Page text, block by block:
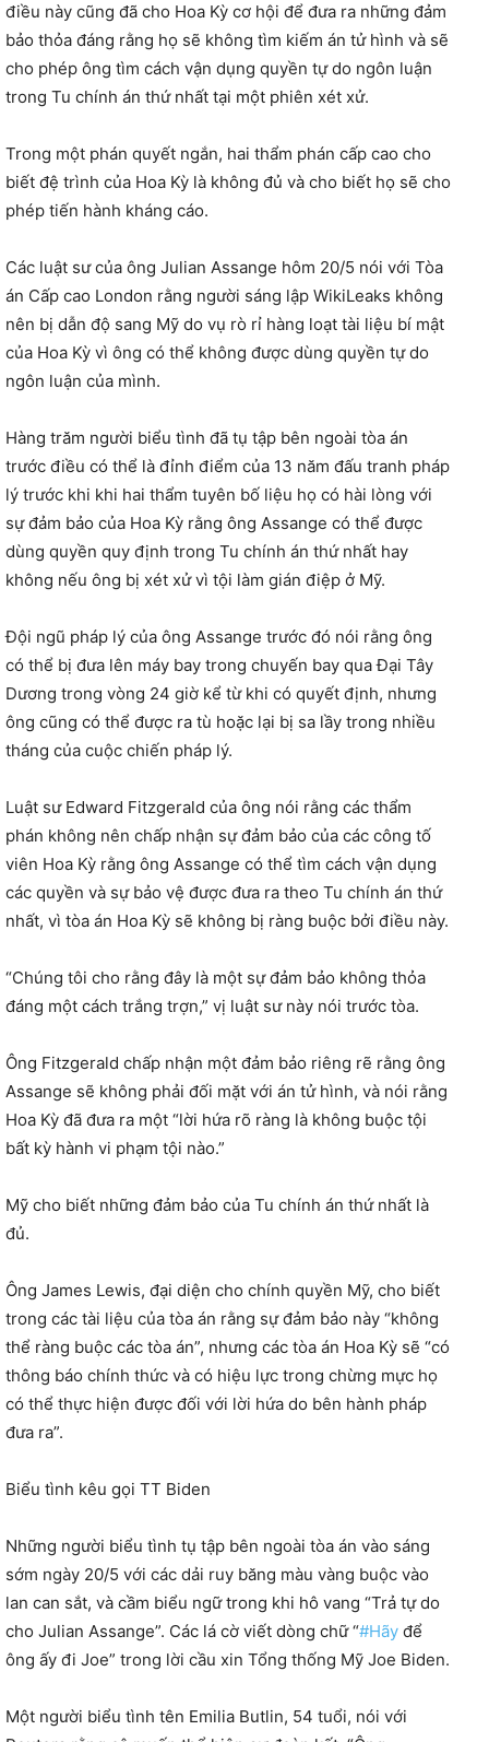
điều này cũng đã cho Hoa Kỳ cơ hội để đưa ra những đảm
bảo thỏa đáng rằng họ sẽ không tìm kiếm án tử hình và sẽ
cho phép ông tìm cách vận dụng quyền tự do ngôn luận
trong Tu chính án thứ nhất tại một phiên xét xử.
Trong một phán quyết ngắn, hai thẩm phán cấp cao cho
biết đệ trình của Hoa Kỳ là không đủ và cho biết họ sẽ cho
phép tiến hành kháng cáo.
Các luật sư của ông Julian Assange hôm 20/5 nói với Tòa
án Cấp cao London rằng người sáng lập WikiLeaks không
nên bị dẫn độ sang Mỹ do vụ rò rỉ hàng loạt tài liệu bí mật
của Hoa Kỳ vì ông có thể không được dùng quyền tự do
ngôn luận của mình.
Hàng trăm người biểu tình đã tụ tập bên ngoài tòa án
trước điều có thể là đỉnh điểm của 13 năm đấu tranh pháp
lý trước khi khi hai thẩm tuyên bố liệu họ có hài lòng với
sự đảm bảo của Hoa Kỳ rằng ông Assange có thể được
dùng quyền quy định trong Tu chính án thứ nhất hay
không nếu ông bị xét xử vì tội làm gián điệp ở Mỹ.
Đội ngũ pháp lý của ông Assange trước đó nói rằng ông
có thể bị đưa lên máy bay trong chuyến bay qua Đại Tây
Dương trong vòng 24 giờ kể từ khi có quyết định, nhưng
ông cũng có thể được ra tù hoặc lại bị sa lầy trong nhiều
tháng của cuộc chiến pháp lý.
Luật sư Edward Fitzgerald của ông nói rằng các thẩm
phán không nên chấp nhận sự đảm bảo của các công tố
viên Hoa Kỳ rằng ông Assange có thể tìm cách vận dụng
các quyền và sự bảo vệ được đưa ra theo Tu chính án thứ
nhất, vì tòa án Hoa Kỳ sẽ không bị ràng buộc bởi điều này.
“Chúng tôi cho rằng đây là một sự đảm bảo không thỏa
đáng một cách trắng trợn,” vị luật sư này nói trước tòa.
Ông Fitzgerald chấp nhận một đảm bảo riêng rẽ rằng ông
Assange sẽ không phải đối mặt với án tử hình, và nói rằng
Hoa Kỳ đã đưa ra một “lời hứa rõ ràng là không buộc tội
bất kỳ hành vi phạm tội nào.”
Mỹ cho biết những đảm bảo của Tu chính án thứ nhất là
đủ.
Ông James Lewis, đại diện cho chính quyền Mỹ, cho biết
trong các tài liệu của tòa án rằng sự đảm bảo này “không
thể ràng buộc các tòa án”, nhưng các tòa án Hoa Kỳ sẽ “có
thông báo chính thức và có hiệu lực trong chừng mực họ
có thể thực hiện được đối với lời hứa do bên hành pháp
đưa ra”.
Biểu tình kêu gọi TT Biden
Những người biểu tình tụ tập bên ngoài tòa án vào sáng
sớm ngày 20/5 với các dải ruy băng màu vàng buộc vào
lan can sắt, và cầm biểu ngữ trong khi hô vang “Trả tự do
cho Julian Assange”. Các lá cờ viết dòng chữ “#Hãy để
ông ấy đi Joe” trong lời cầu xin Tổng thống Mỹ Joe Biden.
Một người biểu tình tên Emilia Butlin, 54 tuổi, nói với